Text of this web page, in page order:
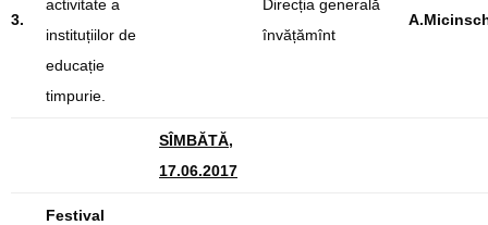
3.
activitate a
instituțiilor de
educație
timpurie.
Direcția generală
învățămînt
SÎMBĂTĂ,
17.06.2017
Festival